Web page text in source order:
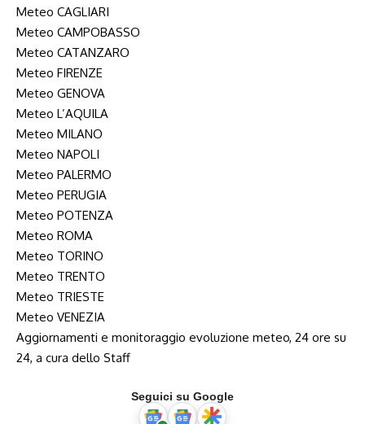
Meteo CAGLIARI
Meteo CAMPOBASSO
Meteo CATANZARO
Meteo FIRENZE
Meteo GENOVA
Meteo L’AQUILA
Meteo MILANO
Meteo NAPOLI
Meteo PALERMO
Meteo PERUGIA
Meteo POTENZA
Meteo ROMA
Meteo TORINO
Meteo TRENTO
Meteo TRIESTE
Meteo VENEZIA
Aggiornamenti e monitoraggio evoluzione meteo, 24 ore su
24, a cura dello Staff
Seguici su Google